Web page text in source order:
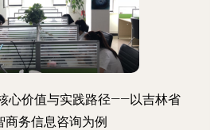
心价值与实践路径——以吉林省
商务信息咨询为例